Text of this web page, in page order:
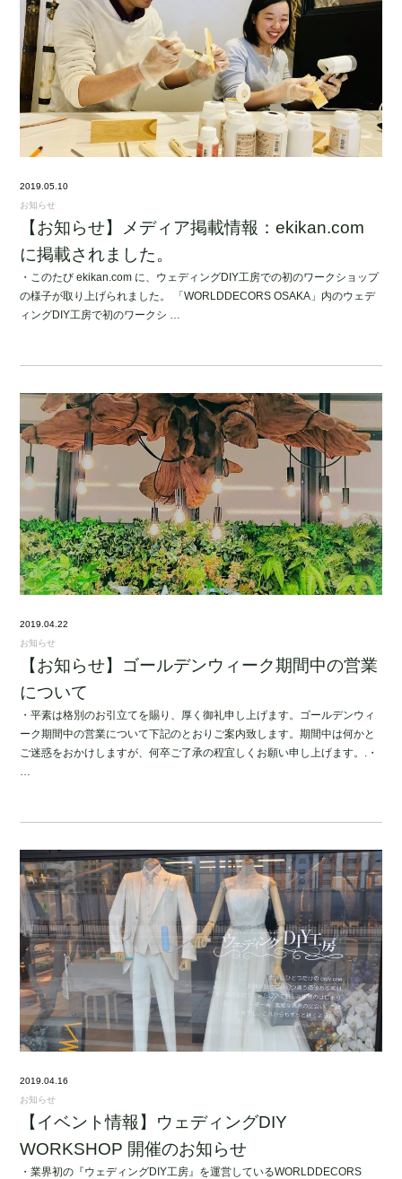
2019.05.10
お知らせ
【お知らせ】メディア掲載情報：ekikan.com
に掲載されました。
・このたび ekikan.com に、ウェディングDIY工房での初のワークショップ
の様子が取り上げられました。 「WORLDDECORS OSAKA」内のウェデ
ィングDIY工房で初のワークシ …
2019.04.22
お知らせ
【お知らせ】ゴールデンウィーク期間中の営業
について
・平素は格別のお引立てを賜り、厚く御礼申し上げます。ゴールデンウィ
ーク期間中の営業について下記のとおりご案内致します。期間中は何かと
ご迷惑をおかけしますが、何卒ご了承の程宜しくお願い申し上げます。.・
…
2019.04.16
お知らせ
【イベント情報】ウェディングDIY
WORKSHOP 開催のお知らせ
・業界初の『ウェディングDIY工房』を運営しているWORLDDECORS